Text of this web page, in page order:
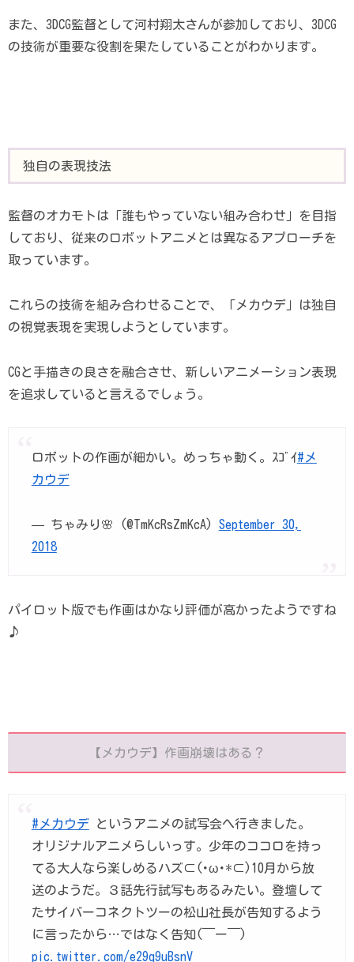
また、3DCG監督として河村翔太さんが参加しており、3DCG
の技術が重要な役割を果たしていることがわかります。
独自の表現技法
監督のオカモトは「誰もやっていない組み合わせ」を目指
しており、従来のロボットアニメとは異なるアプローチを
取っています。
これらの技術を組み合わせることで、「メカウデ」は独自
の視覚表現を実現しようとしています。
CGと手描きの良さを融合させ、新しいアニメーション表現
を追求していると言えるでしょう。
ロボットの作画が細かい。めっちゃ動く。ｽｺﾞｲ#メ
カウデ
— ちゃみり🌸 (@TmKcRsZmKcA) September 30,
2018
パイロット版でも作画はかなり評価が高かったようですね
♪
【メカウデ】作画崩壊はある？
#メカウデというアニメの試写会へ行きました。
オリジナルアニメらしいっす。少年のココロを持っ
てる大人なら楽しめるハズ⊂⁠(⁠･⁠ω⁠･⁠*⁠⊂⁠)10月から放
送のようだ。３話先行試写もあるみたい。登壇して
たサイバーコネクトツーの松山社長が告知するよう
に言ったから…ではなく告知(￣ー￣)
pic.twitter.com/e29q9uBsnV